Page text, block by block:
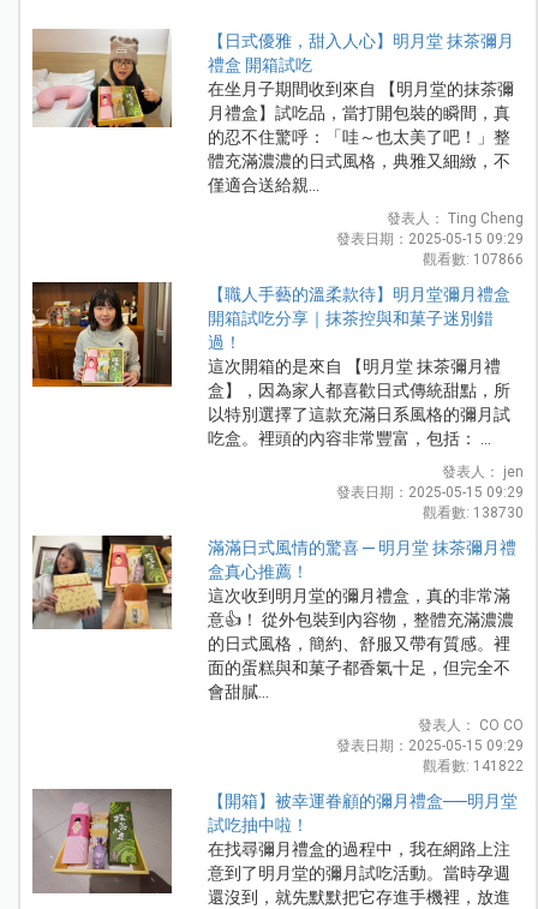
【日式優雅，甜入人心】明月堂 抹茶彌月
禮盒 開箱試吃
在坐月子期間收到來自 【明月堂的抹茶彌
月禮盒】試吃品，當打開包裝的瞬間，真
的忍不住驚呼：「哇～也太美了吧！」整
體充滿濃濃的日式風格，典雅又細緻，不
僅適合送給親...
發表人： Ting Cheng
發表日期：2025-05-15 09:29
觀看數: 107866
【職人手藝的溫柔款待】明月堂彌月禮盒
開箱試吃分享｜抹茶控與和菓子迷別錯
過！
這次開箱的是來自 【明月堂 抹茶彌月禮
盒】，因為家人都喜歡日式傳統甜點，所
以特別選擇了這款充滿日系風格的彌月試
吃盒。裡頭的內容非常豐富，包括： ...
發表人： jen
發表日期：2025-05-15 09:29
觀看數: 138730
滿滿日式風情的驚喜 ─ 明月堂 抹茶彌月禮
盒真心推薦！
這次收到明月堂的彌月禮盒，真的非常滿
意👍！ 從外包裝到內容物，整體充滿濃濃
的日式風格，簡約、舒服又帶有質感。裡
面的蛋糕與和菓子都香氣十足，但完全不
會甜膩...
發表人： CO CO
發表日期：2025-05-15 09:29
觀看數: 141822
【開箱】被幸運眷顧的彌月禮盒──明月堂
試吃抽中啦！
在找尋彌月禮盒的過程中，我在網路上注
意到了明月堂的彌月試吃活動。當時孕週
還沒到，就先默默把它存進手機裡，放進